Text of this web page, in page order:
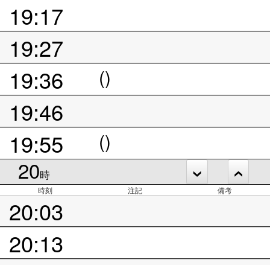
19:17
19:27
19:36
()
19:46
19:55
()
20時
時刻 注記 備考
20:03
20:13